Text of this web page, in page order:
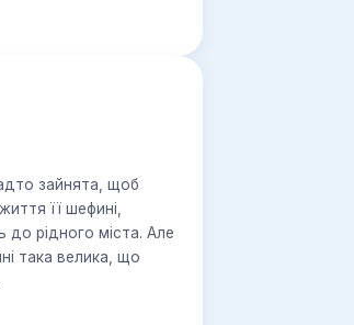
зайнята, щоб
її шефині,
рідного міста. Але
така велика, що